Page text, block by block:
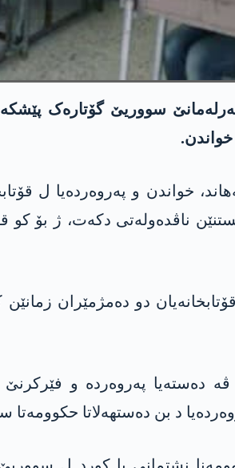
سووریێ گۆتارەک
خواندن و پەروەردەیا ل
ناڤدەولەتی دکەت، ژ بۆ کو
دو دەمژمێران
ب بیرخستنێ یە، ژ سالا 2015ێ ڤە
د بن دەستهەلاتا